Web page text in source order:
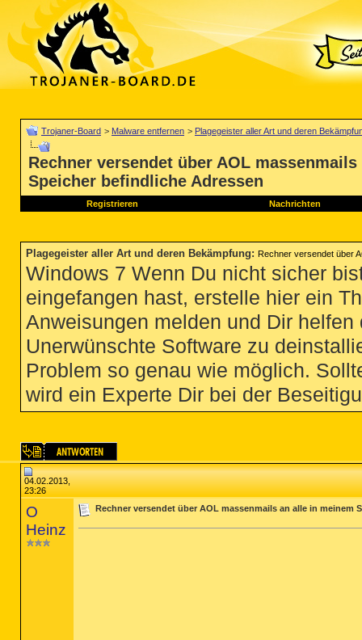
Trojaner-Board > Malware entfernen > Plagegeister aller Art und deren
Rechner versendet über AOL
Speicher befindliche Adressen
Registrieren Nachrichten
Plagegeister aller Art und deren Bekämpfung: Rechner versendet über
Windows 7 Wenn Du nicht sicher
eingefangen hast, erstelle hier ein
Anweisungen melden und Dir
Unerwünschte Software zu
Problem so genau wie möglich.
wird ein Experte Dir bei der
04.02.2013,
23:26
O
Heinz
Rechner versendet über AOL massenmails an alle in meinem